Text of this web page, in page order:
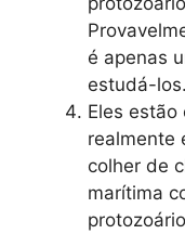
é apenas
estudá-los.
Eles estão
realmente
colher de
marítima